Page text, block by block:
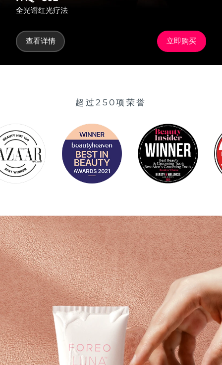
全光谱红光疗法
查看详情 立即购买
超过250项荣誉